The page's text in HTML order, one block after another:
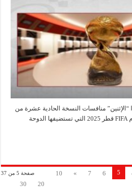
“الإثنين” منافسات النسخة الحادية عشرة من
بطولة كأس العرب لكرة القدم FIFA قطر 2025 التي تستضيفها الدوحة
صفحة 5 من 37 5
6
7
»
10
20
30